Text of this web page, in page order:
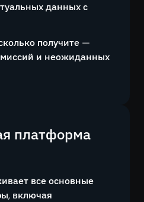
данных с
получите —
и неожиданных
платформа
все основные
включая